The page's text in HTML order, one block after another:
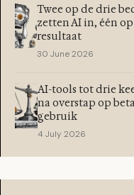
Twee op de drie
zetten AI in, één
resultaat
30 June 2026
AI-tools tot drie
na overstap op
gebruik
4 July 2026